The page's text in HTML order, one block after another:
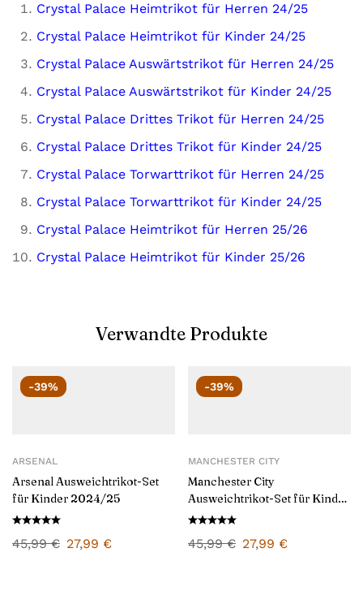
Crystal Palace Heimtrikot für Herren 24/25
Crystal Palace Heimtrikot für Kinder 24/25
Crystal Palace Auswärtstrikot für Herren 24/25
Crystal Palace Auswärtstrikot für Kinder 24/25
Crystal Palace Drittes Trikot für Herren 24/25
Crystal Palace Drittes Trikot für Kinder 24/25
Crystal Palace Torwarttrikot für Herren 24/25
Crystal Palace Torwarttrikot für Kinder 24/25
Crystal Palace Heimtrikot für Herren 25/26
Crystal Palace Heimtrikot für Kinder 25/26
Verwandte Produkte
-39%
ARSENAL
Arsenal Ausweichtrikot-Set
für Kinder 2024/25
45,99€ 27,99 €
-39%
MANCHESTER CITY
Manchester City
Ausweichtrikot-Set für Kinder
2024/25
45,99€ 27,99 €